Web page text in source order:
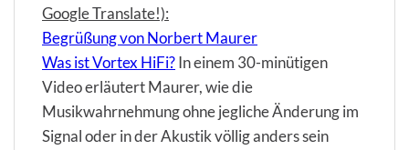
Google Translate!):
Begrüßung von Norbert Maurer
Was ist Vortex HiFi?In einem 30-minütigen
Video erläutert Maurer, wie die
Musikwahrnehmung ohne jegliche Änderung im
Signal oder in der Akustik völlig anders sein